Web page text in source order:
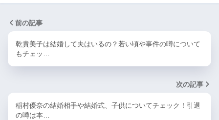
前の記事
乾貴美子は結婚して夫はいるの？若い頃や事件の噂について
もチェッ…
次の記事
稲村優奈の結婚相手や結婚式、子供についてチェック！引退
の噂は本…